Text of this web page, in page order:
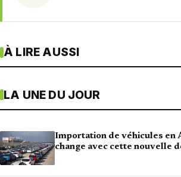
À LIRE AUSSI
LA UNE DU JOUR
Importation de véhicules en
change avec cette nouvelle